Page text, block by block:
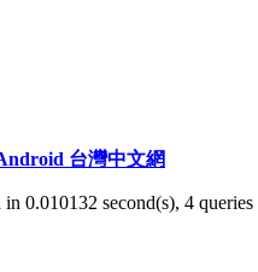
台灣中文網
in 0.010132 second(s), 4